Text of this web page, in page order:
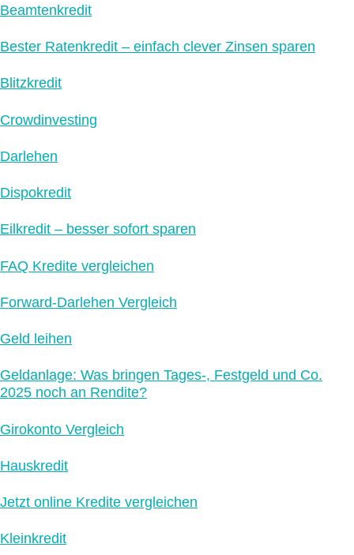
Beamtenkredit
Bester Ratenkredit – einfach clever Zinsen sparen
Blitzkredit
Crowdinvesting
Darlehen
Dispokredit
Eilkredit – besser sofort sparen
FAQ Kredite vergleichen
Forward-Darlehen Vergleich
Geld leihen
Geldanlage: Was bringen Tages-, Festgeld und Co.
2025 noch an Rendite?
Girokonto Vergleich
Hauskredit
Jetzt online Kredite vergleichen
Kleinkredit